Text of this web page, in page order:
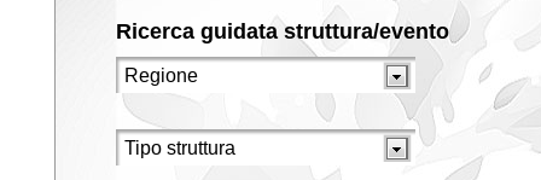
Ricerca guidata struttura/evento